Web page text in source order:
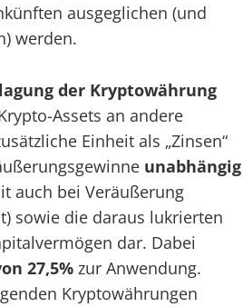
ausgeglichen (und
werden.
der Kryptowährung
Assets an andere
Einheit als „Zinsen“
unabhängig
auch bei Veräußerung
sowie die daraus lukrierten
dar. Dabei
27,5% zur Anwendung.
Kryptowährungen